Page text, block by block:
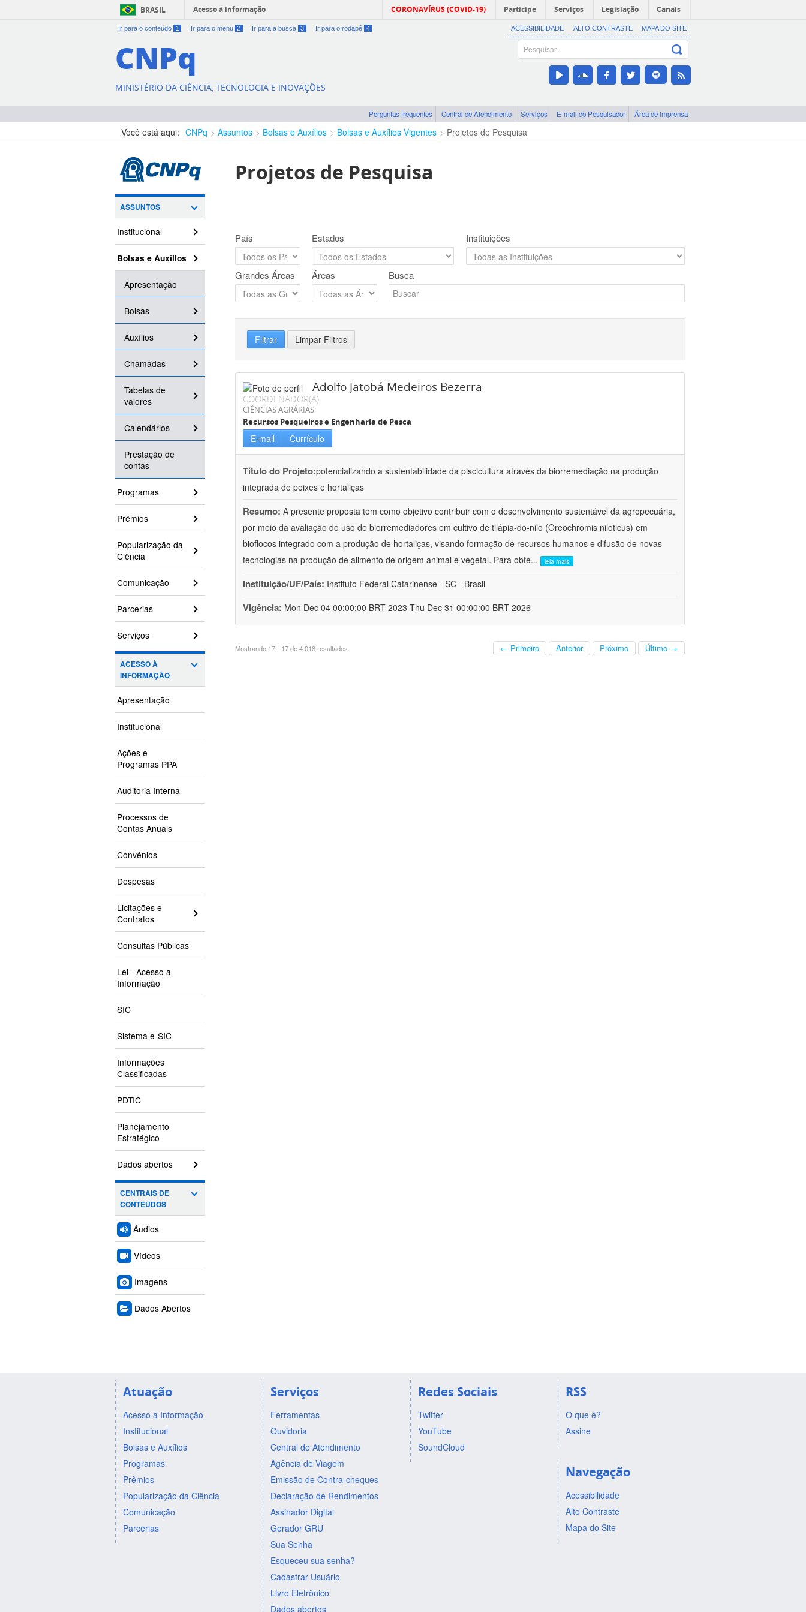
BRASIL Acesso à informação CORONAVÍRUS (COVID-19) Participe Serviços Legislação Canais
Ir para o conteúdo 1 Ir para o menu 2 Ir para a busca 3 Ir para o rodapé 4 ACESSIBILIDADE ALTO CONTRASTE MAPA DO SITE
CNPq
MINISTÉRIO DA CIÊNCIA, TECNOLOGIA E INOVAÇÕES
Perguntas frequentes Central de Atendimento Serviços E-mail do Pesquisador Área de imprensa
Você está aqui: CNPq Assuntos Bolsas e Auxílios Bolsas e Auxílios Vigentes Projetos de Pesquisa
ASSUNTOS
Institucional
Bolsas e Auxílios
Apresentação
Bolsas
Auxílios
Chamadas
Tabelas de
valores
Calendários
Prestação de
contas
Programas
Prêmios
Popularização da
Ciência
Comunicação
Parcerias
Serviços
ACESSO À
INFORMAÇÃO
Apresentação
Institucional
Ações e
Programas PPA
Auditoria Interna
Processos de
Contas Anuais
Convênios
Despesas
Licitações e
Contratos
Consultas Públicas
Lei - Acesso a
Informação
SIC
Sistema e-SIC
Informações
Classificadas
PDTIC
Planejamento
Estratégico
Dados abertos
CENTRAIS DE
CONTEÚDOS
Áudios
Vídeos
Imagens
Dados Abertos
Projetos de Pesquisa
País Estados Instituições
Grandes Áreas Áreas Busca
Filtrar Limpar Filtros
Adolfo Jatobá Medeiros Bezerra
COORDENADOR(A)
CIÊNCIAS AGRÁRIAS
Recursos Pesqueiros e Engenharia de Pesca
E-mail Currículo
Título do Projeto:potencializando a sustentabilidade da piscicultura através da biorremediação na produção
integrada de peixes e hortaliças
Resumo: A presente proposta tem como objetivo contribuir com o desenvolvimento sustentável da agropecuária,
por meio da avaliação do uso de biorremediadores em cultivo de tilápia-do-nilo (Oreochromis niloticus) em
bioflocos integrado com a produção de hortaliças, visando formação de recursos humanos e difusão de novas
tecnologias na produção de alimento de origem animal e vegetal. Para obte... leia mais
Instituição/UF/País: Instituto Federal Catarinense - SC - Brasil
Vigência: Mon Dec 04 00:00:00 BRT 2023-Thu Dec 31 00:00:00 BRT 2026
Mostrando 17 - 17 de 4.018 resultados. ← Primeiro Anterior Próximo Último →
Atuação
Acesso à Informação
Institucional
Bolsas e Auxílios
Programas
Prêmios
Popularização da Ciência
Comunicação
Parcerias
Serviços
Ferramentas
Ouvidoria
Central de Atendimento
Agência de Viagem
Emissão de Contra-cheques
Declaração de Rendimentos
Assinador Digital
Gerador GRU
Sua Senha
Esqueceu sua senha?
Cadastrar Usuário
Livro Eletrônico
Dados abertos
Redes Sociais
Twitter
YouTube
SoundCloud
RSS
O que é?
Assine
Navegação
Acessibilidade
Alto Contraste
Mapa do Site